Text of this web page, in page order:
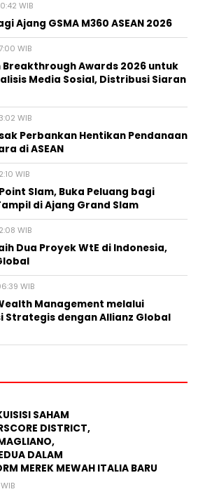
WIB
Ajang GSMA M360 ASEAN 2026
WIB
Breakthrough Awards 2026 untuk
Media Sosial, Distribusi Siaran
WIB
Perbankan Hentikan Pendanaan
di ASEAN
WIB
Slam, Buka Peluang bagi
di Ajang Grand Slam
WIB
Dua Proyek WtE di Indonesia,
WIB
Management melalui
Strategis dengan Allianz Global
SAHAM
DISTRICT,
DALAM
MEREK MEWAH ITALIA BARU